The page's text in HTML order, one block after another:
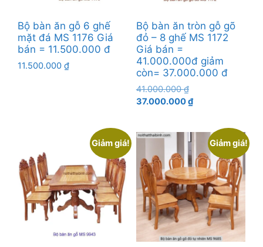
Bộ bàn ăn gỗ 6 ghế
mặt đá MS 1176 Giá
bán = 11.500.000 đ
11.500.000 ₫
Bộ bàn ăn tròn gỗ gõ
đỏ – 8 ghế MS 1172
Giá bán =
41.000.000đ giảm
còn= 37.000.000 đ
41.000.000₫Giá
gốc
41.000.000 ₫.
37.000.000₫Giá
37.000.000 ₫.
Giảm giá! Giảm giá!